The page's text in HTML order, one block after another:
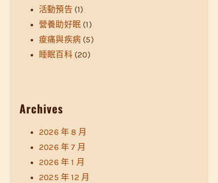
活動預告 (1)
營養助好眠 (1)
痠痛與疾病 (5)
睡眠百科(20)
Archives
2026 年 8 月
2026 年 7 月
2026 年 1 月
2025 年 12 月